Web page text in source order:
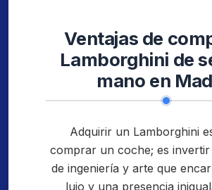
Ventajas de
Lamborghini de
mano en
Adquirir un Lamborghini
comprar un coche; es
de ingeniería y arte que
lujo y una presencia